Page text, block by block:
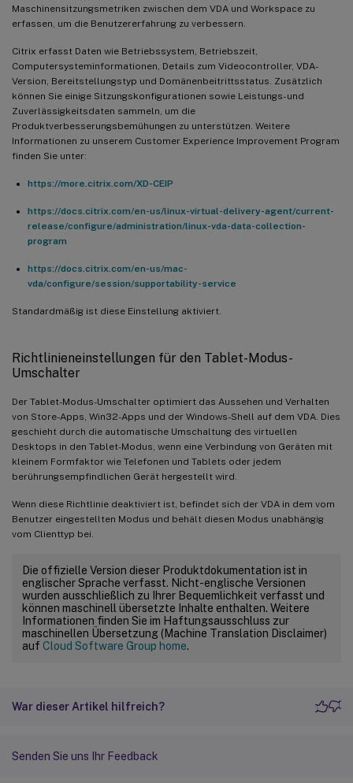
Maschinensitzungsmetriken zwischen dem VDA und Workspace zu
erfassen, um die Benutzererfahrung zu verbessern.
Citrix erfasst Daten wie Betriebssystem, Betriebszeit,
Computersysteminformationen, Details zum Videocontroller, VDA-
Version, Bereitstellungstyp und Domänenbeitrittsstatus. Zusätzlich
können Sie einige Sitzungskonfigurationen sowie Leistungs- und
Zuverlässigkeitsdaten sammeln, um die
Produktverbesserungsbemühungen zu unterstützen. Weitere
Informationen zu unserem Customer Experience Improvement Program
finden Sie unter:
https://more.citrix.com/XD-CEIP
https://docs.citrix.com/en-us/linux-virtual-delivery-agent/current-
release/configure/administration/linux-vda-data-collection-
program
https://docs.citrix.com/en-us/mac-
vda/configure/session/supportability-service
Standardmäßig ist diese Einstellung aktiviert.
Richtlinieneinstellungen für den Tablet-Modus-
Umschalter
Der Tablet-Modus-Umschalter optimiert das Aussehen und Verhalten
von Store-Apps, Win32-Apps und der Windows-Shell auf dem VDA. Dies
geschieht durch die automatische Umschaltung des virtuellen
Desktops in den Tablet-Modus, wenn eine Verbindung von Geräten mit
kleinem Formfaktor wie Telefonen und Tablets oder jedem
berührungsempfindlichen Gerät hergestellt wird.
Wenn diese Richtlinie deaktiviert ist, befindet sich der VDA in dem vom
Benutzer eingestellten Modus und behält diesen Modus unabhängig
vom Clienttyp bei.
Die offizielle Version dieser Produktdokumentation ist in
englischer Sprache verfasst. Nicht-englische Versionen
wurden ausschließlich zu Ihrer Bequemlichkeit verfasst und
können maschinell übersetzte Inhalte enthalten. Weitere
Informationen finden Sie im Haftungsausschluss zur
maschinellen Übersetzung (Machine Translation Disclaimer)
auf Cloud Software Group home.
War dieser Artikel hilfreich?
Senden Sie uns Ihr Feedback